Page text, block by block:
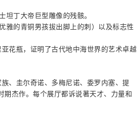
丁大帝巨型雕像的残骸。
雅的青铜男孩拔出脚上的刺）以及标志性
花瓶，证明了古代地中海世界的艺术卓越
、圭尔奇诺、多梅尼诺、委罗内塞、提
期杰作。每个展厅都诉说著天才、力量和